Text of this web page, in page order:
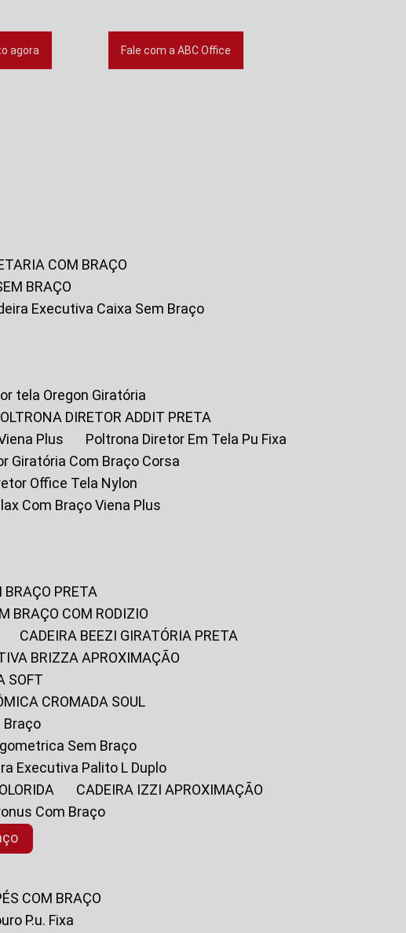
agora Fale com a ABC Office
COM BRAÇO
BRAÇO
Executiva Caixa Sem Braço
tela Oregon Giratória
POLTRONA DIRETOR ADDIT PRETA
Plus
Poltrona Diretor Em Tela Pu Fixa
Giratória Com Braço Corsa
Office Tela Nylon
Com Braço Viena Plus
BRAÇO PRETA
BRAÇO COM RODIZIO
CADEIRA BEEZI GIRATÓRIA PRETA
BRIZZA APROXIMAÇÃO
SOFT
CROMADA SOUL
Braço
Sem Braço
Executiva Palito L Duplo
CADEIRA IZZI APROXIMAÇÃO
Com Braço
COM BRAÇO
P.u. Fixa